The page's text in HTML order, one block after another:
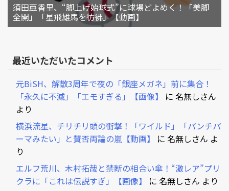
須田亜香里、“脚上げ始球式”に球場どよめく！「美脚
全開」「星飛雄馬を彷彿」【動画】
最近いただいたコメント
元BiSH、解散3周年で夜の「銀座メガネ」前に集合！
「永久に不滅」「エモすぎる」【画像】
に 名無しさん
より
横浜流星、チリチリ頭の衝撃！「ワイルド」「パンチパ
ーマみたい」と賛否両論の嵐【動画】
に 名無しさん よ
り
エルフ荒川、木村拓哉と禁断の相合い傘！“激レア”プリ
クラに「これは伝説すぎ」【画像】
に 名無しさん より